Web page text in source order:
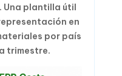
Una plantilla útil
en
por país
trimestre.